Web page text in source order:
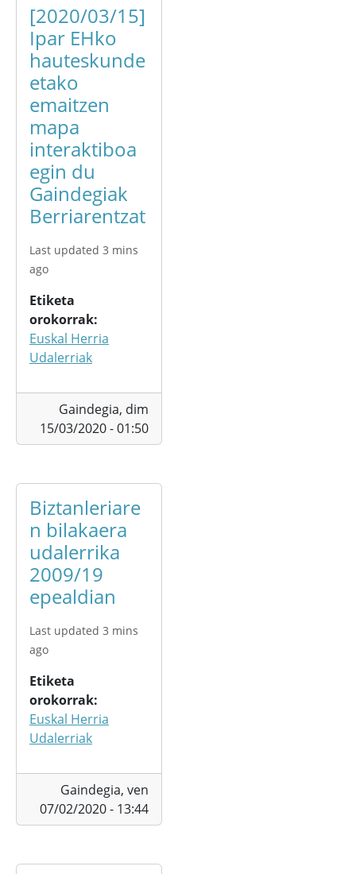
[2020/03/15]
Ipar EHko
hauteskunde
etako
emaitzen
mapa
interaktiboa
egin du
Gaindegiak
Berriarentzat
Last updated 3 mins
ago
Etiketa
orokorrak
Euskal Herria
Udalerriak
Gaindegia, dim
15/03/2020 - 01:50
Biztanleriare
n bilakaera
udalerrika
2009/19
epealdian
Last updated 3 mins
ago
Etiketa
orokorrak
Euskal Herria
Udalerriak
Gaindegia, ven
07/02/2020 - 13:44